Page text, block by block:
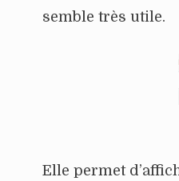
semble très utile.
Elle permet